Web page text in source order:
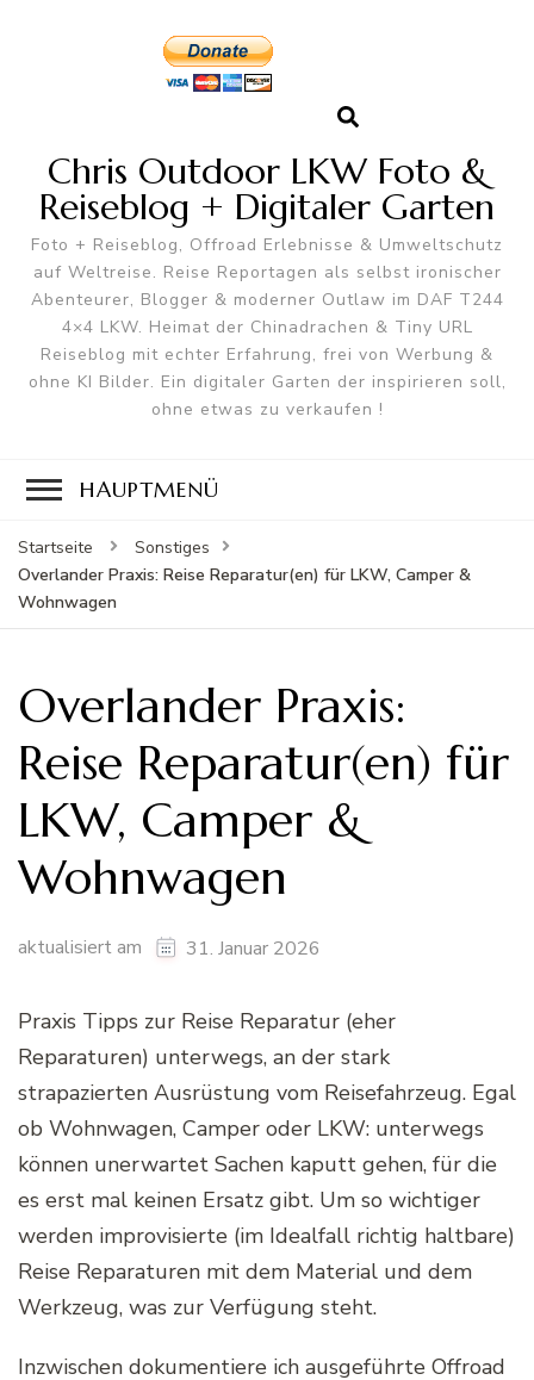
Chris Outdoor LKW Foto &
Reiseblog + Digitaler Garten
Foto + Reiseblog, Offroad Erlebnisse & Umweltschutz
auf Weltreise. Reise Reportagen als selbst ironischer
Abenteurer, Blogger & moderner Outlaw im DAF T244
4×4 LKW. Heimat der Chinadrachen & Tiny URL
Reiseblog mit echter Erfahrung, frei von Werbung &
ohne KI Bilder. Ein digitaler Garten der inspirieren soll,
ohne etwas zu verkaufen !
HAUPTMENÜ
Startseite
Sonstiges
Overlander Praxis: Reise Reparatur(en) für LKW, Camper &
Wohnwagen
Overlander Praxis:
Reise Reparatur(en) für
LKW, Camper &
Wohnwagen
aktualisiert am 31. Januar 2026
Praxis Tipps zur Reise Reparatur (eher
Reparaturen) unterwegs, an der stark
strapazierten Ausrüstung vom Reisefahrzeug. Egal
ob Wohnwagen, Camper oder LKW: unterwegs
können unerwartet Sachen kaputt gehen, für die
es erst mal keinen Ersatz gibt. Um so wichtiger
werden improvisierte (im Idealfall richtig haltbare)
Reise Reparaturen mit dem Material und dem
Werkzeug, was zur Verfügung steht.
Inzwischen dokumentiere ich ausgeführte Offroad